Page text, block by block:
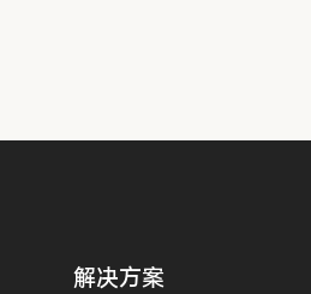
解决方案